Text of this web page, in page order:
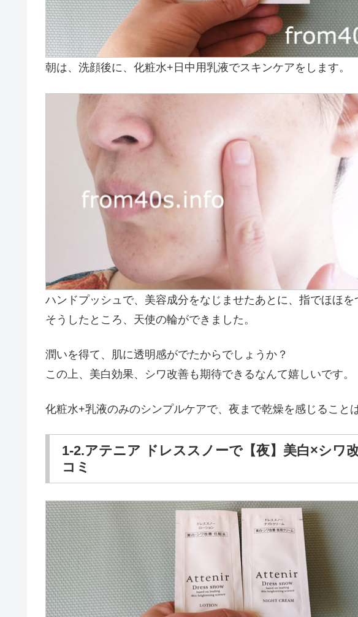
朝は、洗顔後に、化粧水+日中用乳液でスキンケアをします。
ハンドプッシュで、美容成分をなじませたあとに、指でほほを
そうしたところ、天使の輪ができました。
潤いを得て、肌に透明感がでたからでしょうか？
この上、美白効果、シワ改善も期待できるなんて嬉しいです。
化粧水+乳液のみのシンプルケアで、夜まで乾燥を感じること
1-2.アテニア ドレススノーで【夜】美白×シワ
コミ